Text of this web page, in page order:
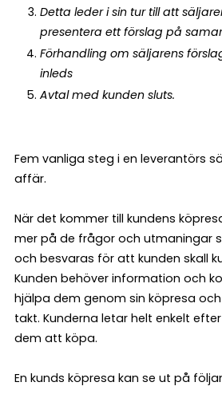
Detta leder i sin tur till att
presentera ett förslag på
Förhandling om säljarens
inleds
Avtal med kunden sluts.
Fem vanliga steg i en leverantörs
affär.
När det kommer till kundens
mer på de frågor och utmaningar
och besvaras för att kunden skall
Kunden behöver information och
hjälpa dem genom sin köpresa
takt. Kunderna letar helt enkelt
dem att köpa.
En kunds köpresa kan se ut på